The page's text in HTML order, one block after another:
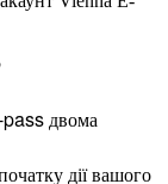
двома
дії вашого